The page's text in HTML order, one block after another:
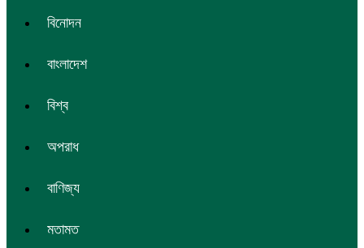
বিনোদন
বাংলাদেশ
বিশ্ব
অপরাধ
বাণিজ্য
মতামত